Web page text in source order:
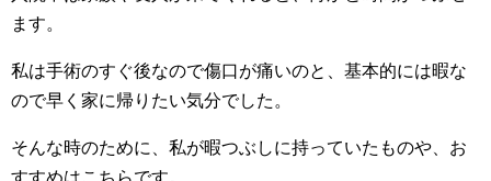
ます。
私は手術のすぐ後なので傷口が痛いのと、基本的には暇な
ので早く家に帰りたい気分でした。
そんな時のために、私が暇つぶしに持っていたものや、お
すすめはこちらです。